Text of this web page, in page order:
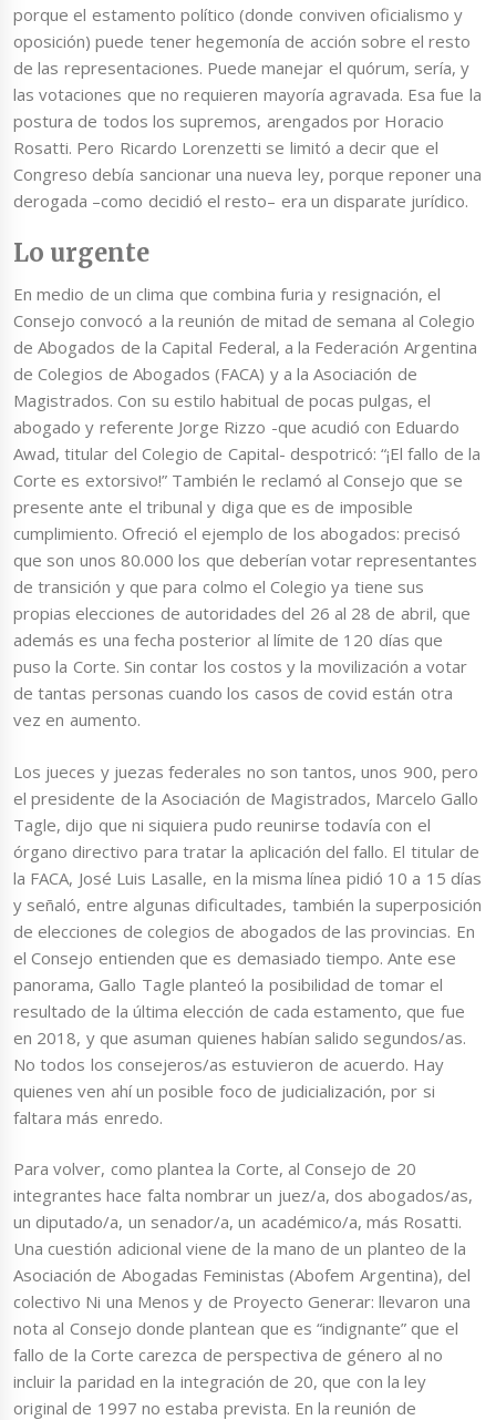
porque el estamento político (donde conviven oficialismo y
oposición) puede tener hegemonía de acción sobre el resto
de las representaciones. Puede manejar el quórum, sería, y
las votaciones que no requieren mayoría agravada. Esa fue la
postura de todos los supremos, arengados por Horacio
Rosatti. Pero Ricardo Lorenzetti se limitó a decir que el
Congreso debía sancionar una nueva ley, porque reponer una
derogada –como decidió el resto– era un disparate jurídico.
Lo urgente
En medio de un clima que combina furia y resignación, el
Consejo convocó a la reunión de mitad de semana al Colegio
de Abogados de la Capital Federal, a la Federación Argentina
de Colegios de Abogados (FACA) y a la Asociación de
Magistrados. Con su estilo habitual de pocas pulgas, el
abogado y referente Jorge Rizzo -que acudió con Eduardo
Awad, titular del Colegio de Capital- despotricó: “¡El fallo de la
Corte es extorsivo!” También le reclamó al Consejo que se
presente ante el tribunal y diga que es de imposible
cumplimiento. Ofreció el ejemplo de los abogados: precisó
que son unos 80.000 los que deberían votar representantes
de transición y que para colmo el Colegio ya tiene sus
propias elecciones de autoridades del 26 al 28 de abril, que
además es una fecha posterior al límite de 120 días que
puso la Corte. Sin contar los costos y la movilización a votar
de tantas personas cuando los casos de covid están otra
vez en aumento.
Los jueces y juezas federales no son tantos, unos 900, pero
el presidente de la Asociación de Magistrados, Marcelo Gallo
Tagle, dijo que ni siquiera pudo reunirse todavía con el
órgano directivo para tratar la aplicación del fallo. El titular de
la FACA, José Luis Lasalle, en la misma línea pidió 10 a 15 días
y señaló, entre algunas dificultades, también la superposición
de elecciones de colegios de abogados de las provincias. En
el Consejo entienden que es demasiado tiempo. Ante ese
panorama, Gallo Tagle planteó la posibilidad de tomar el
resultado de la última elección de cada estamento, que fue
en 2018, y que asuman quienes habían salido segundos/as.
No todos los consejeros/as estuvieron de acuerdo. Hay
quienes ven ahí un posible foco de judicialización, por si
faltara más enredo.
Para volver, como plantea la Corte, al Consejo de 20
integrantes hace falta nombrar un juez/a, dos abogados/as,
un diputado/a, un senador/a, un académico/a, más Rosatti.
Una cuestión adicional viene de la mano de un planteo de la
Asociación de Abogadas Feministas (Abofem Argentina), del
colectivo Ni una Menos y de Proyecto Generar: llevaron una
nota al Consejo donde plantean que es “indignante” que el
fallo de la Corte carezca de perspectiva de género al no
incluir la paridad en la integración de 20, que con la ley
original de 1997 no estaba prevista. En la reunión de